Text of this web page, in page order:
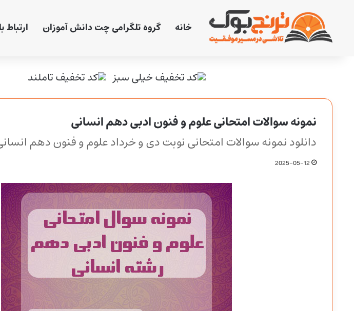
خانه گروه تلگرامی چت دانش آموزان ارتباط
نمونه سوالات امتحانی علوم و فنون ادبی دهم انسانی
دانلود نمونه سوالات امتحانی نوبت دی و خرداد علوم و فنون دهم
2025-05-12